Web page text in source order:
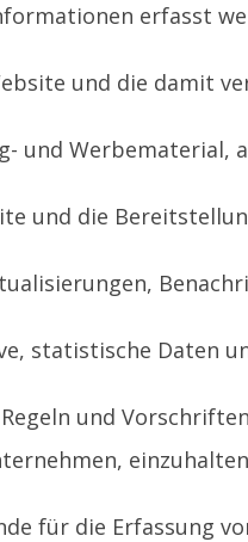
erfasst
und die damit
und Werbematerial,
und die
statistische Daten
und
für die Erfassung